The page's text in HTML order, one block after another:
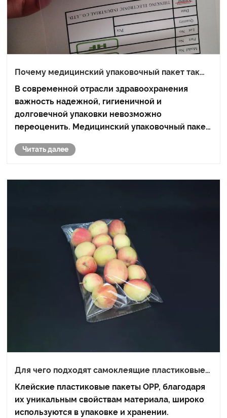
Почему медицинский упаковочный пакет так
стерильности в современном
здравоохранении?
В современной отрасли здравоохранения
важность надежной, гигиеничной и
долговечной упаковки невозможно
переоценить. Медицинский упаковочный пакет
инструментами, фармацевтическими
гарантирует, что каждый предмет — от ......
Читать далее
Для чего подходят самоклеящие пластиковые
Клейские пластиковые пакеты OPP, благодаря
их уникальным свойствам материала, широко
используются в упаковке и хранении.